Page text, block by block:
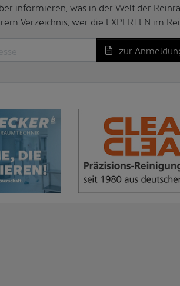
informieren, was in der Welt der
Verzeichnis, wer die EXPERTEN im
zur